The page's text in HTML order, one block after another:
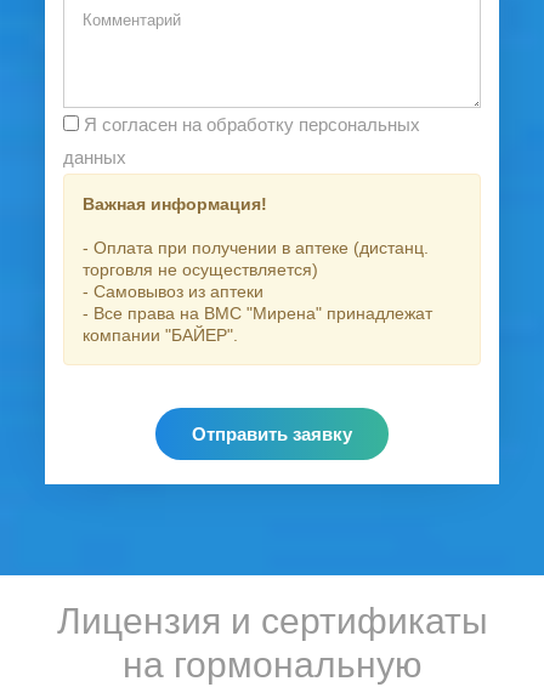
данных
Важная информация!
- Оплата при получении в аптеке (дистанц.
торговля не осуществляется)
- Самовывоз из аптеки
- Все права на ВМС "Мирена" принадлежат
компании "БАЙЕР".
Отправить заявку
Лицензия и сертификаты
на гормональную